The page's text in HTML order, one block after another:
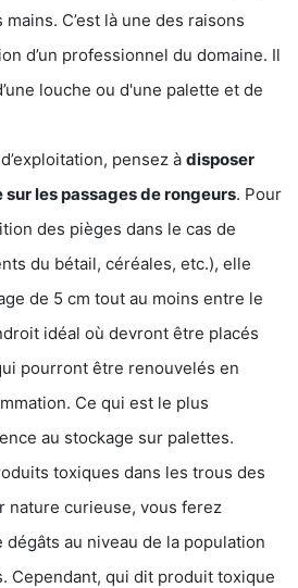
C’est là une des raisons
d’un professionnel du domaine. Il
louche ou d'une palette et de
pensez à disposer
les passages de rongeurs. Pour
des pièges dans le cas de
du bétail, céréales, etc.), elle
de 5 cm tout au moins entre le
idéal où devront être placés
pourront être renouvelés en
Ce qui est le plus
au stockage sur palettes.
toxiques dans les trous des
nature curieuse, vous ferez
au niveau de la population
Cependant, qui dit produit toxique